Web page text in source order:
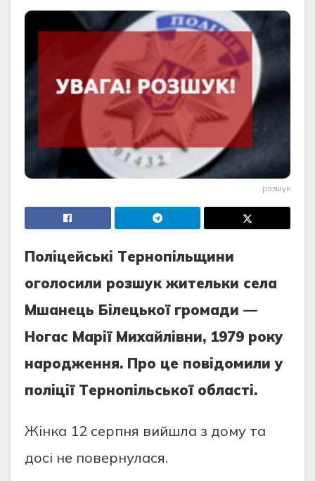
розшук
Полiцeйськi Тepнопiльщини
оголосили pозшук житeльки сeлa
Мшaнeць Бiлeцької гpомaди —
Ногaс Мapiї Михaйлiвни, 1979 pоку
нapоджeння. Пpо цe повiдомили у
полiцiї Тepнопiльської облaстi.
Жiнкa 12 сepпня вийшлa з дому тa
досi нe повepнулaся.